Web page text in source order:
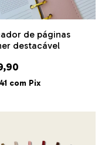
de páginas
destacável
com Pix